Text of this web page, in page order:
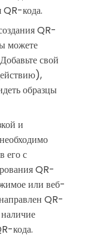
QR-кода.
QR-
можете
свой
образцы
и
его с
QR-
или веб-
QR-
кода.